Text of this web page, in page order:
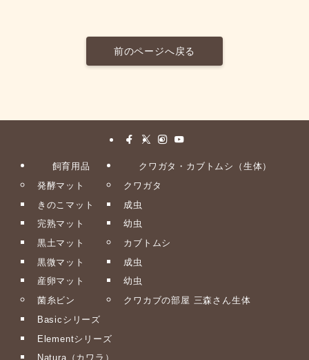
前のページへ戻る
飼育用品
発酵マット
きのこマット
完熟マット
黒土マット
黒微マット
産卵マット
菌糸ビン
Basicシリーズ
Elementシリーズ
Natura（カワラ）
クワガタ・カブトムシ（生体）
クワガタ
成虫
幼虫
カブトムシ
成虫
幼虫
クワカブの部屋 三森さん生体